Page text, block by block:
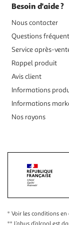
Besoin d'aide ?
Nous contacter
Questions
Service après-
Rappel produit
Avis client
Informations
Informations
Nos rayons
* Voir les conditions en